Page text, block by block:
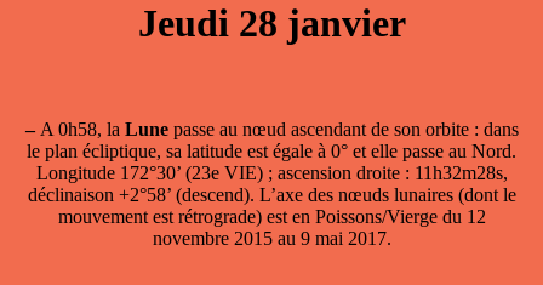
Jeudi 28 janvier
–A 0h58, la Lunepasse au nœud ascendantde son orbite : dans
le plan écliptique, sa latitude est égale à 0° et elle passe au Nord.
Longitude 172°30’ (23e VIE) ; ascension droite : 11h32m28s,
déclinaison +2°58’ (descend). L’axe des nœuds lunaires (dont le
mouvement est rétrograde) est en Poissons/Vierge du 12
novembre 2015 au 9 mai 2017.